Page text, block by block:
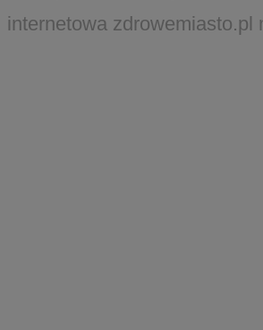
internetowa